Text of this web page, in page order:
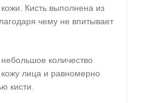
Кисть выполнена из
чему не впитывает
количество
кожу лица и равномерно
кисти.